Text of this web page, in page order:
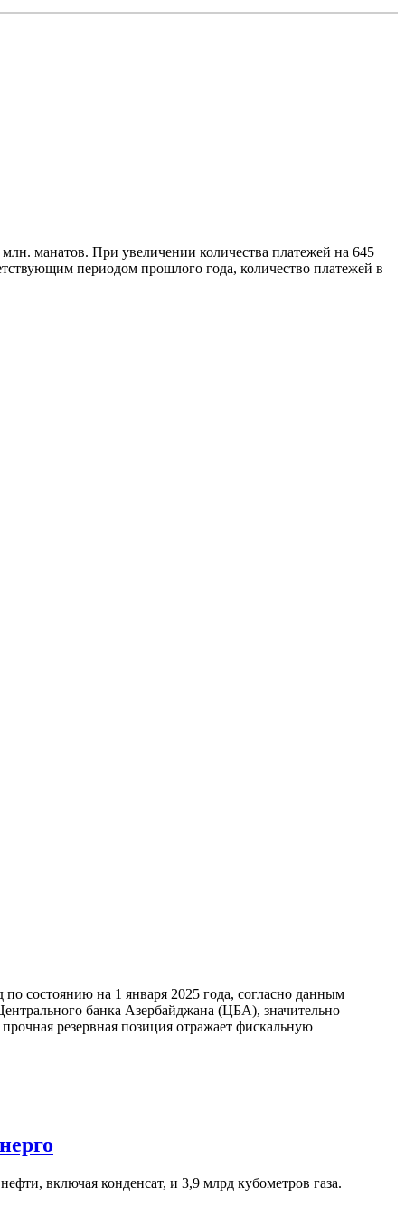
манатов. При увеличении количества платежей на 645
периодом прошлого года, количество платежей в
состоянию на 1 января 2025 года, согласно данным
банка Азербайджана (ЦБА), значительно
резервная позиция отражает фискальную
включая конденсат, и 3,9 млрд кубометров газа.